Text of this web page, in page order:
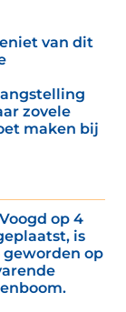
van dit
zovele
maken bij
op 4
is
geworden op